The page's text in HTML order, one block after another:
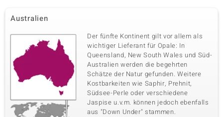
Australien
Der fünfte Kontinent gilt vor allem als
wichtiger Lieferant für Opale: In
Queensland, New South Wales und Süd-
Australien werden die begehrten
Schätze der Natur gefunden. Weitere
Kostbarkeiten wie Saphir, Prehnit,
Südsee-Perle oder verschiedene
Jaspise u.v.m. können jedoch ebenfalls
aus "Down Under" stammen.